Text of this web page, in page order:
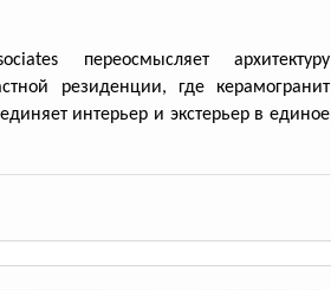
переосмысляет архитектуру
резиденции, где керамогранит
интерьер и экстерьер в единое